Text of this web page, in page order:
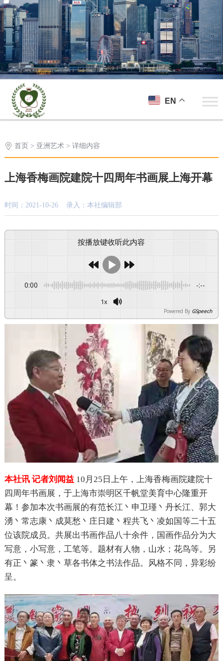
EN
首页 > 亚洲艺术> 详细内容
上海香梅画院建院十四周年书画展上海开幕
时间：2021-10-26 录入：本社编辑部
按播放键收听此内容
0:00 -:--
1x
Powered By GSpeech
本社讯 记者刘闻益 10月25日上午，上海香梅画院建院十
四周年书画展，于上海市崇明区千帆堂美育中心隆重开
幕！参加本次书画展的有范长江丶申卫瑾丶丹长江、郭大
湧丶常志康丶成莫愁丶庄日建丶程共飞丶凌如国等二十五
位该院成员。共展出书画作品八十余件，国画作品分为大
写意，小写意，工笔等。题材有人物，山水；花鸟等。另
有正丶篆丶隶丶草各书体之书法作品。风格不同，异彩纷
呈。